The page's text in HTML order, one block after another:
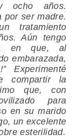
ocho años.
por ser madre.
tratamiento
Aún tengo
en que, al
embarazada,
Experimenté
compartir la
que, con
para
en su marido
un excelente
esterilidad.